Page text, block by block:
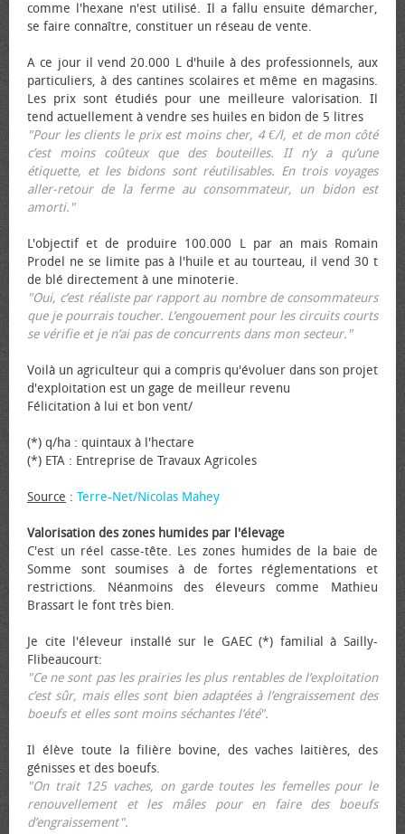
comme l'hexane n'est utilisé. Il a fallu ensuite démarcher,
se faire connaître, constituer un réseau de vente.
A ce jour il vend 20.000 L d'huile à des professionnels, aux
particuliers, à des cantines scolaires et même en magasins.
Les prix sont étudiés pour une meilleure valorisation. Il
tend actuellement à vendre ses huiles en bidon de 5 litres
"Pour les clients le prix est moins cher, 4 €/l, et de mon côté
c’est moins coûteux que des bouteilles. II n’y a qu’une
étiquette, et les bidons sont réutilisables. En trois voyages
aller-retour de la ferme au consommateur, un bidon est
amorti."
L'objectif et de produire 100.000 L par an mais Romain
Prodel ne se limite pas à l'huile et au tourteau, il vend 30 t
de blé directement à une minoterie.
"Oui, c’est réaliste par rapport au nombre de consommateurs
que je pourrais toucher. L’engouement pour les circuits courts
se vérifie et je n’ai pas de concurrents dans mon secteur."
Voilà un agriculteur qui a compris qu'évoluer dans son projet
d'exploitation est un gage de meilleur revenu
Félicitation à lui et bon vent/
(*) q/ha : quintaux à l'hectare
(*) ETA : Entreprise de Travaux Agricoles
Source : Terre-Net/Nicolas Mahey
Valorisation des zones humides par l'élevage
C'est un réel casse-tête. Les zones humides de la baie de
Somme sont soumises à de fortes réglementations et
restrictions. Néanmoins des éleveurs comme Mathieu
Brassart le font très bien.
Je cite l'éleveur installé sur le GAEC (*) familial à Sailly-
Flibeaucourt:
"Ce ne sont pas les prairies les plus rentables de l’exploitation
c’est sûr, mais elles sont bien adaptées à l’engraissement des
bœufs et elles sont moins séchantes l’été".
Il élève toute la filière bovine, des vaches laitières, des
génisses et des bœufs.
"On trait 125 vaches, on garde toutes les femelles pour le
renouvellement et les mâles pour en faire des bœufs
d’engraissement".